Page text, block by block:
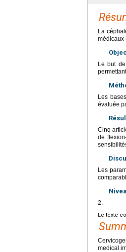
La
médicaux
Le but
Les
évaluée
Cinq
de
Les
2.
Le texte
medical